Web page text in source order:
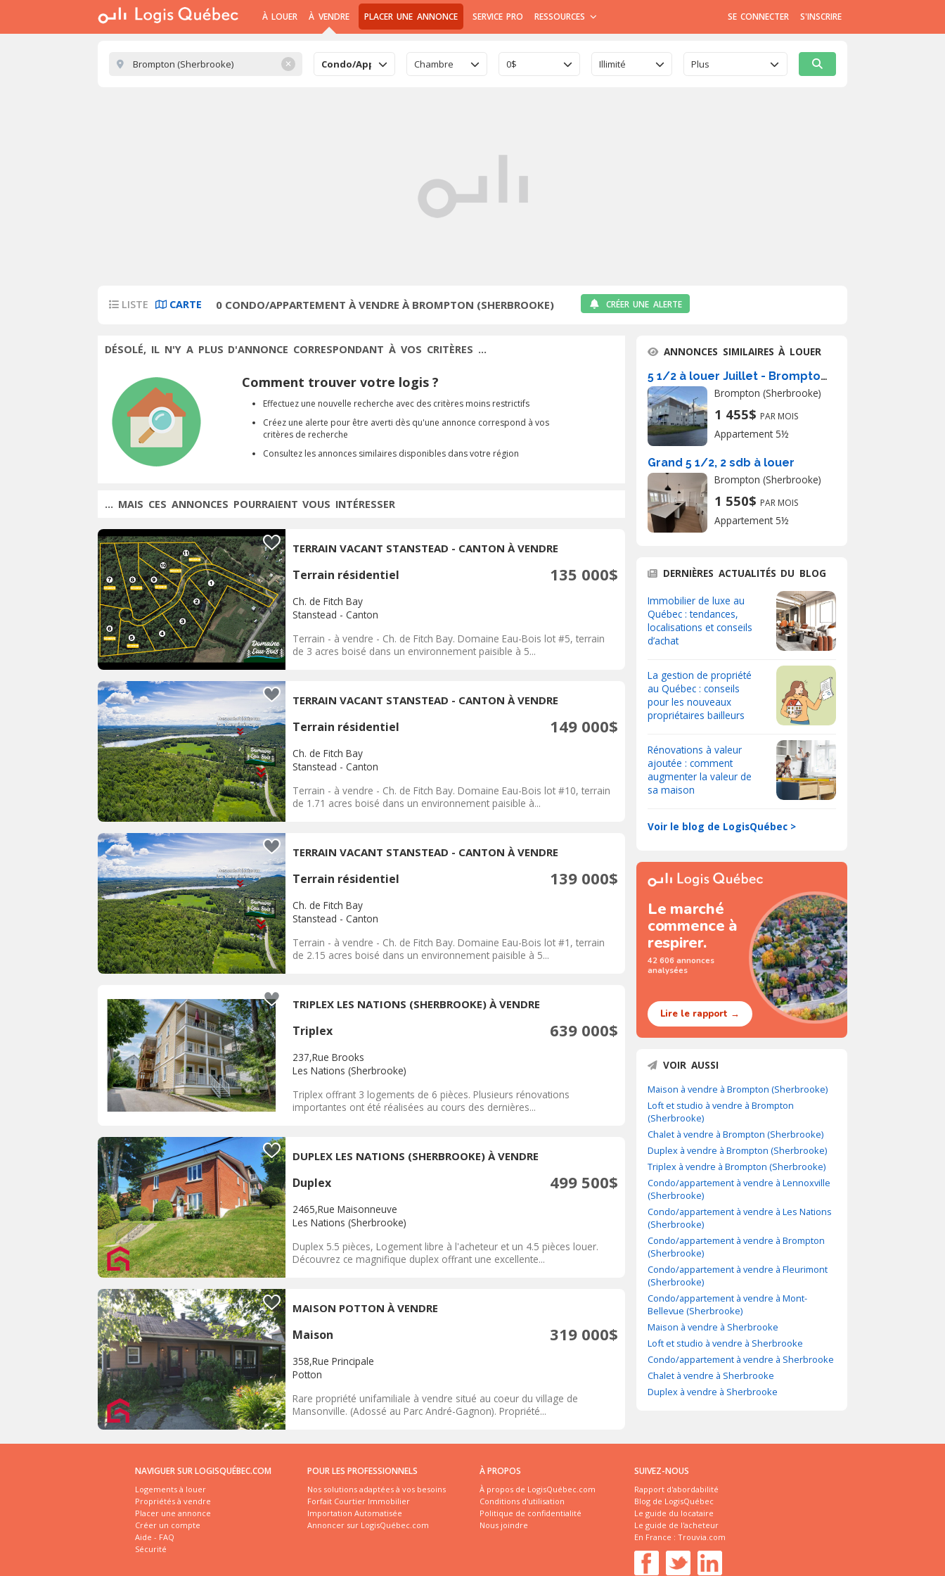
À LOUER À VENDRE PLACER UNE ANNONCE SERVICE PRO RESSOURCES SE CONNECTER S'INSCRIRE
✕ Condo/AppartementChambre 0$ Illimité Plus
LISTE CARTE 0 CONDO/APPARTEMENT À VENDRE À BROMPTON (SHERBROOKE) CRÉER UNE ALERTE
DÉSOLÉ, IL N'Y A PLUS D'ANNONCE CORRESPONDANT À VOS CRITÈRES ...
Comment trouver votre logis ?
Effectuez une nouvelle recherche avec des critères moins restrictifs
Créez une alerte pour être averti dès qu'une annonce correspond à vos
critères de recherche
Consultez les annonces similaires disponibles dans votre région
... MAIS CES ANNONCES POURRAIENT VOUS INTÉRESSER
TERRAIN VACANT STANSTEAD - CANTON À VENDRE
Terrain résidentiel 135 000$
Ch. de Fitch Bay
Stanstead - Canton
Terrain - à vendre - Ch. de Fitch Bay. Domaine Eau-Bois lot #5, terrain
de 3 acres boisé dans un environnement paisible à 5...
TERRAIN VACANT STANSTEAD - CANTON À VENDRE
Terrain résidentiel 149 000$
Ch. de Fitch Bay
Stanstead - Canton
Terrain - à vendre - Ch. de Fitch Bay. Domaine Eau-Bois lot #10, terrain
de 1.71 acres boisé dans un environnement paisible à...
TERRAIN VACANT STANSTEAD - CANTON À VENDRE
Terrain résidentiel 139 000$
Ch. de Fitch Bay
Stanstead - Canton
Terrain - à vendre - Ch. de Fitch Bay. Domaine Eau-Bois lot #1, terrain
de 2.15 acres boisé dans un environnement paisible à 5...
TRIPLEX LES NATIONS (SHERBROOKE) À VENDRE
Triplex 639 000$
237,Rue Brooks
Les Nations (Sherbrooke)
Triplex offrant 3 logements de 6 pièces. Plusieurs rénovations
importantes ont été réalisées au cours des dernières...
DUPLEX LES NATIONS (SHERBROOKE) À VENDRE
Duplex 499 500$
2465,Rue Maisonneuve
Les Nations (Sherbrooke)
Duplex 5.5 pièces, Logement libre à l'acheteur et un 4.5 pièces louer.
Découvrez ce magnifique duplex offrant une excellente...
MAISON POTTON À VENDRE
Maison 319 000$
358,Rue Principale
Potton
Rare propriété unifamiliale à vendre situé au coeur du village de
Mansonville. (Adossé au Parc André-Gagnon). Propriété...
ANNONCES SIMILAIRES À LOUER
5 1/2 à louer Juillet - Bromptonville
Brompton (Sherbrooke)
1 455$ PAR MOIS
Appartement 5½
Grand 5 1/2, 2 sdb à louer
Brompton (Sherbrooke)
1 550$ PAR MOIS
Appartement 5½
DERNIÈRES ACTUALITÉS DU BLOG
Immobilier de luxe au
Québec : tendances,
localisations et conseils
d’achat
La gestion de propriété
au Québec : conseils
pour les nouveaux
propriétaires bailleurs
Rénovations à valeur
ajoutée : comment
augmenter la valeur de
sa maison
Voir le blog de LogisQuébec >
Le marché
commence à
respirer.
42 606 annonces
analysées
Lire le rapport →
VOIR AUSSI
Maison à vendre à Brompton (Sherbrooke)
Loft et studio à vendre à Brompton
(Sherbrooke)
Chalet à vendre à Brompton (Sherbrooke)
Duplex à vendre à Brompton (Sherbrooke)
Triplex à vendre à Brompton (Sherbrooke)
Condo/appartement à vendre à Lennoxville
(Sherbrooke)
Condo/appartement à vendre à Les Nations
(Sherbrooke)
Condo/appartement à vendre à Brompton
(Sherbrooke)
Condo/appartement à vendre à Fleurimont
(Sherbrooke)
Condo/appartement à vendre à Mont-
Bellevue (Sherbrooke)
Maison à vendre à Sherbrooke
Loft et studio à vendre à Sherbrooke
Condo/appartement à vendre à Sherbrooke
Chalet à vendre à Sherbrooke
Duplex à vendre à Sherbrooke
NAVIGUER SUR LOGISQUÉBEC.COM
Logements à louer
Propriétés à vendre
Placer une annonce
Créer un compte
Aide - FAQ
Sécurité
POUR LES PROFESSIONNELS
Nos solutions adaptées à vos besoins
Forfait Courtier Immobilier
Importation Automatisée
Annoncer sur LogisQuébec.com
À PROPOS
À propos de LogisQuébec.com
Conditions d'utilisation
Politique de confidentialité
Nous joindre
SUIVEZ-NOUS
Rapport d'abordabilité
Blog de LogisQuébec
Le guide du locataire
Le guide de l'acheteur
En France : Trouvia.com